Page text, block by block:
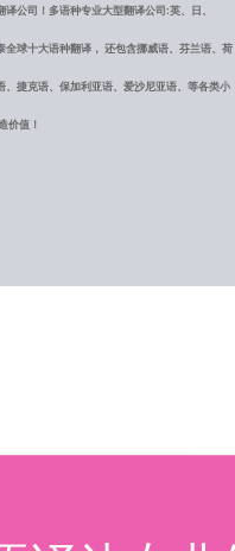
公司！多语种专业大型翻译公司:英、日、
球十大语种翻译， 还包含挪威语、芬兰语、荷
、捷克语、保加利亚语、爱沙尼亚语、等各类小
价值！